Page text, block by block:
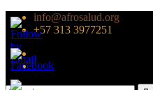
info@afrosalud.org
+57 313 3977251